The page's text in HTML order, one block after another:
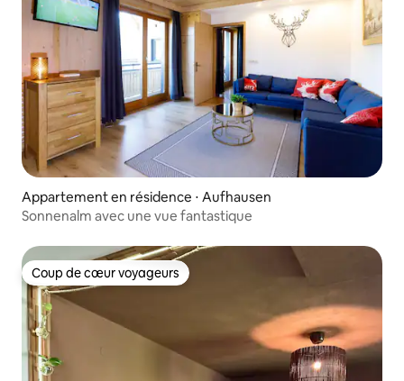
Appartement en résidence ⋅ Aufhausen
Sonnenalm avec une vue fantastique
Coup de cœur voyageurs
Coup de cœur voyageurs